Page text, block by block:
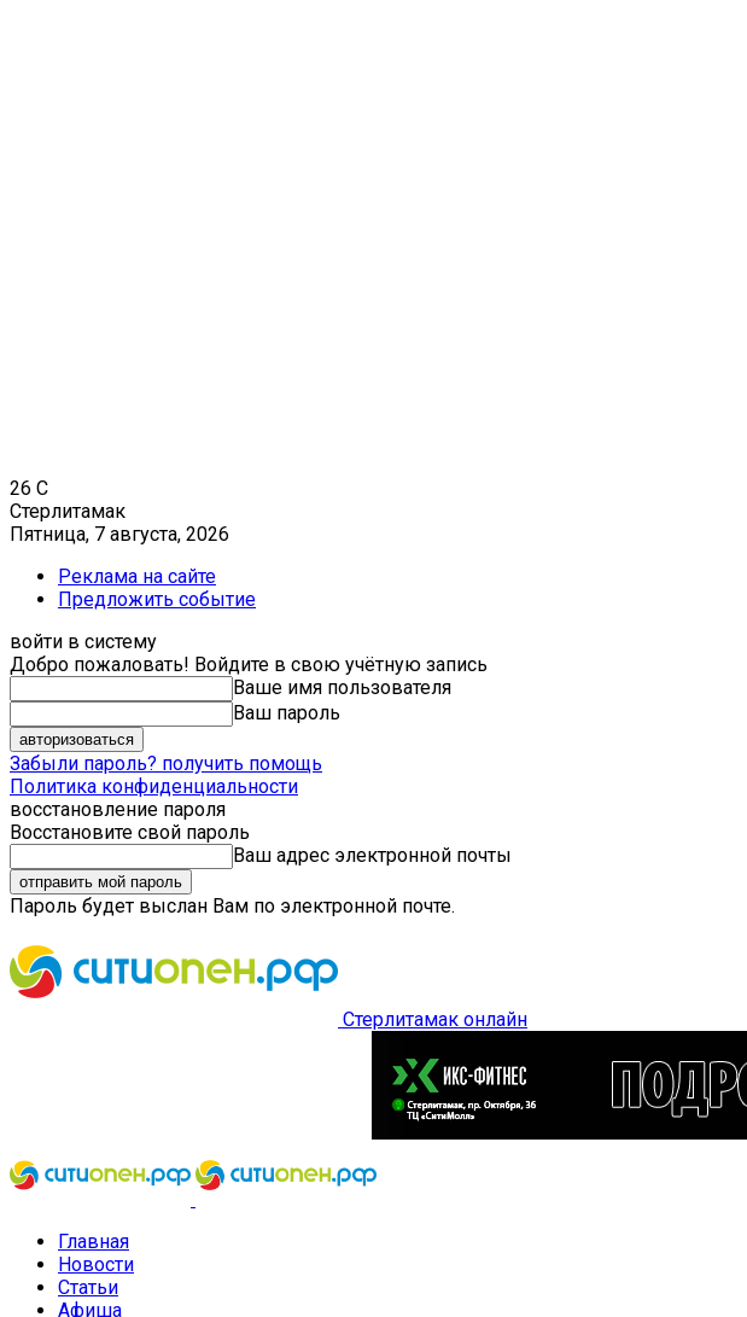
26 C
Стерлитамак
Пятница, 7 августа, 2026
Реклама на сайте
Предложить событие
войти в систему
Добро пожаловать! Войдите в свою учётную запись
Ваше имя пользователя
Ваш пароль
Забыли пароль? получить помощь
Политика конфиденциальности
восстановление пароля
Восстановите свой пароль
Ваш адрес электронной почты
Пароль будет выслан Вам по электронной почте.
Стерлитамак онлайн
Главная
Новости
Статьи
Афиша